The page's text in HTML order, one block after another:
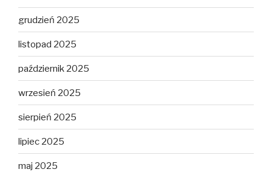
grudzień 2025
listopad 2025
październik 2025
wrzesień 2025
sierpień 2025
lipiec 2025
maj 2025